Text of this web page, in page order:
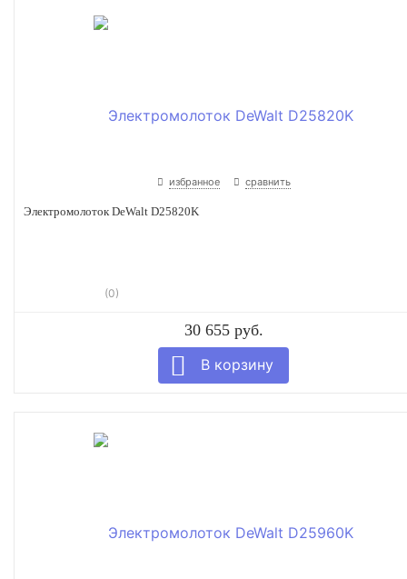
избранное сравнить
Электромолоток DeWalt D25820K
(0)
30 655 руб.